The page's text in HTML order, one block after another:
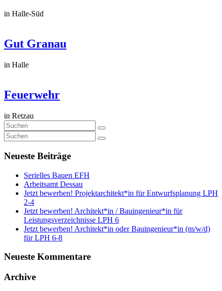
in Halle-Süd
Gut Granau
in Halle
Feuerwehr
in Retzau
Neueste Beiträge
Serielles Bauen EFH
Arbeitsamt Dessau
Jetzt bewerben! Projektarchitekt*in für Entwurfsplanung LPH
2-4
Jetzt bewerben! Architekt*in / Bauingenieur*in für
Leistungsverzeichnisse LPH 6
Jetzt bewerben! Architekt*in oder Bauingenieur*in (m/w/d)
für LPH 6-8
Neueste Kommentare
Archive